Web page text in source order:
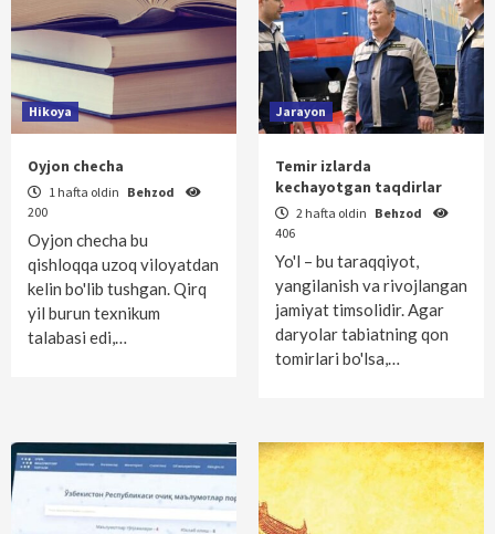
Hikoya
Oyjon checha
1 hafta oldin Behzod
200
Oyjon checha bu
qishloqqa uzoq viloyatdan
kelin bo'lib tushgan. Qirq
yil burun texnikum
talabasi edi,…
Jarayon
Temir izlarda
kechayotgan taqdirlar
2 hafta oldin Behzod
406
Yo'l – bu taraqqiyot,
yangilanish va rivojlangan
jamiyat timsolidir. Agar
daryolar tabiatning qon
tomirlari bo'lsa,…